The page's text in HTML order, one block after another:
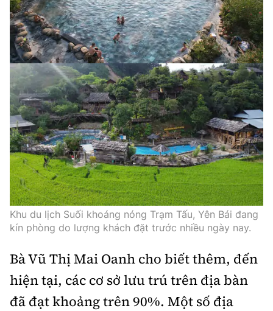
Khu du lịch Suối khoáng nóng Trạm Tấu, Yên Bái đang
kín phòng do lượng khách đặt trước nhiều ngày nay.
Bà Vũ Thị Mai Oanh cho biết thêm, đến
hiện tại, các cơ sở lưu trú trên địa bàn
đã đạt khoảng trên 90%. Một số địa